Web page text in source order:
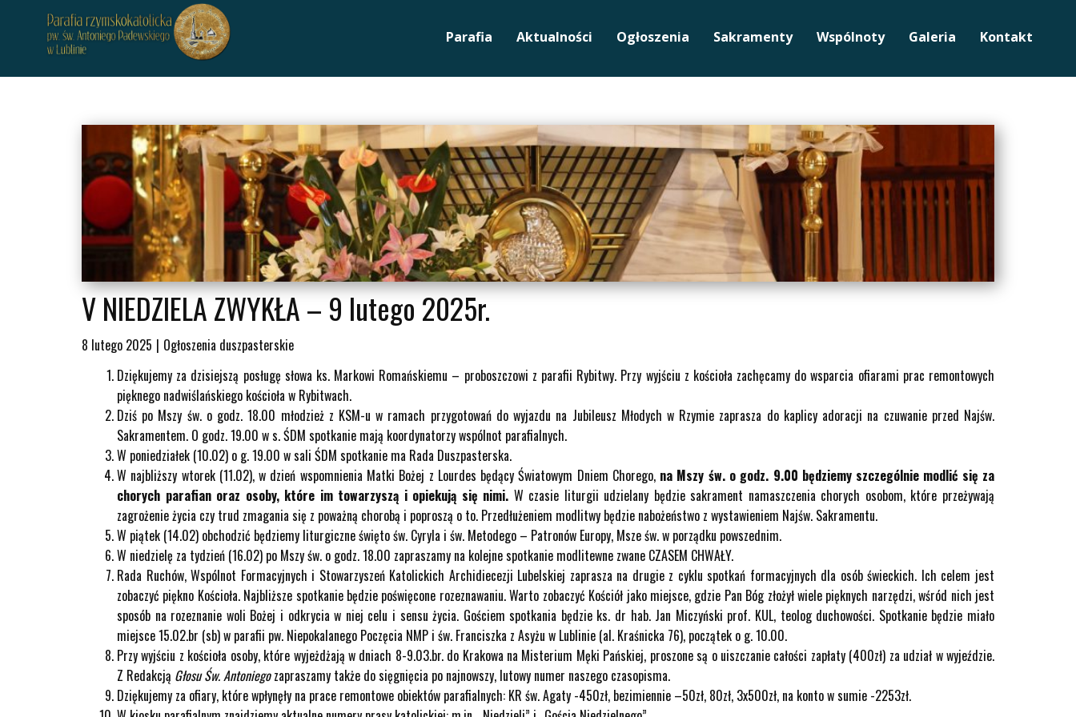
Parafia Aktualności Ogłoszenia Sakramenty Wspólnoty Galeria Kontakt
V NIEDZIELA ZWYKŁA – 9 lutego 2025r.
8 lutego 2025
Ogłoszenia duszpasterskie
Dziękujemy za dzisiejszą posługę słowa ks. Markowi Romańskiemu – proboszczowi z parafii Rybitwy. Przy wyjściu z kościoła zachęcamy do wsparcia ofiarami prac remontowych
pięknego nadwiślańskiego kościoła w Rybitwach.
Dziś po Mszy św. o godz. 18.00 młodzież z KSM-u w ramach przygotowań do wyjazdu na Jubileusz Młodych w Rzymie zaprasza do kaplicy adoracji na czuwanie przed Najśw.
Sakramentem. O godz. 19.00 w s. ŚDM spotkanie mają koordynatorzy wspólnot parafialnych.
W poniedziałek (10.02) o g. 19.00 w sali ŚDM spotkanie ma Rada Duszpasterska.
W najbliższy wtorek (11.02), w dzień wspomnienia Matki Bożej z Lourdes będący Światowym Dniem Chorego, na Mszy św. o godz. 9.00 będziemy szczególnie modlić się za
chorych parafian oraz osoby, które im towarzyszą i opiekują się nimi. W czasie liturgii udzielany będzie sakrament namaszczenia chorych osobom, które przeżywają
zagrożenie życia czy trud zmagania się z poważną chorobą i poproszą o to. Przedłużeniem modlitwy będzie nabożeństwo z wystawieniem Najśw. Sakramentu.
W piątek (14.02) obchodzić będziemy liturgiczne święto św. Cyryla i św. Metodego – Patronów Europy, Msze św. w porządku powszednim.
W niedzielę za tydzień (16.02) po Mszy św. o godz. 18.00 zapraszamy na kolejne spotkanie modlitewne zwane CZASEM CHWAŁY.
Rada Ruchów, Wspólnot Formacyjnych i Stowarzyszeń Katolickich Archidiecezji Lubelskiej zaprasza na drugie z cyklu spotkań formacyjnych dla osób świeckich. Ich celem jest
zobaczyć piękno Kościoła. Najbliższe spotkanie będzie poświęcone rozeznawaniu. Warto zobaczyć Kościół jako miejsce, gdzie Pan Bóg złożył wiele pięknych narzędzi, wśród nich jest
sposób na rozeznanie woli Bożej i odkrycia w niej celu i sensu życia. Gościem spotkania będzie ks. dr hab. Jan Miczyński prof. KUL, teolog duchowości. Spotkanie będzie miało
miejsce 15.02.br (sb) w parafii pw. Niepokalanego Poczęcia NMP i św. Franciszka z Asyżu w Lublinie (al. Kraśnicka 76), początek o g. 10.00.
Przy wyjściu z kościoła osoby, które wyjeżdżają w dniach 8-9.03.br. do Krakowa na Misterium Męki Pańskiej, proszone są o uiszczanie całości zapłaty (400zł) za udział w wyjeździe.
Z Redakcją Głosu Św. Antoniegozapraszamy także do sięgnięcia po najnowszy, lutowy numer naszego czasopisma.
Dziękujemy za ofiary, które wpłynęły na prace remontowe obiektów parafialnych: KR św. Agaty -450zł, bezimiennie –50zł, 80zł, 3x500zł, na konto w sumie -2253zł.